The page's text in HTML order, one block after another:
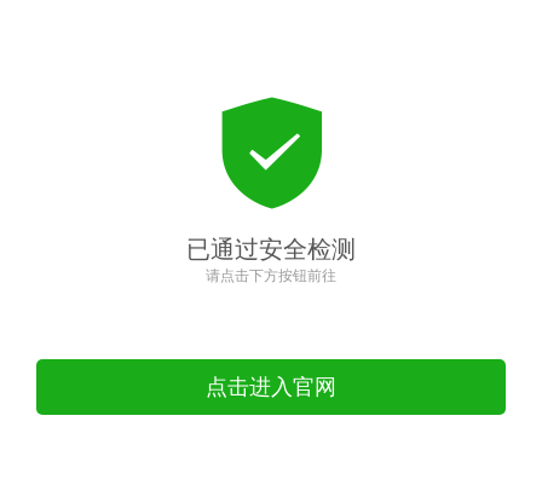
已通过安全检测
请点击下方按钮前往
点击进入官网